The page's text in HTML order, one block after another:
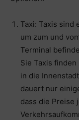
Taxi: Taxis sind
um zum und
Terminal
Sie Taxis
in die
dauert nur
dass die Preise